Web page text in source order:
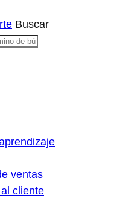
Buscar
ventas
cliente